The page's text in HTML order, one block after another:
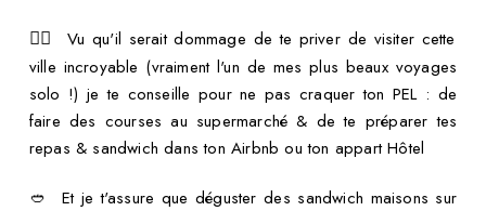
👉🏻
Vu qu'il serait dommage de te priver de visiter cette
ville incroyable (vraiment l'un de mes plus beaux voyages
solo !) je te conseille pour ne pas craquer ton PEL : de
faire des courses au supermarché & de te préparer tes
repas & sandwich dans ton Airbnb ou ton appart Hôtel
🥙 Et je t'assure que déguster des sandwich maisons sur